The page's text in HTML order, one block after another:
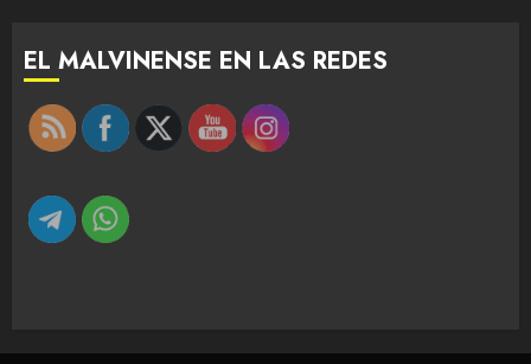
EL MALVINENSE EN LAS REDES